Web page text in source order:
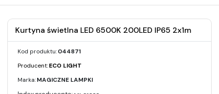
Kurtyna świetlna LED 6500K 200LED IP65 2x1m
Kod produktu:044871
Producent:ECO LIGHT
Marka:MAGICZNE LAMPKI